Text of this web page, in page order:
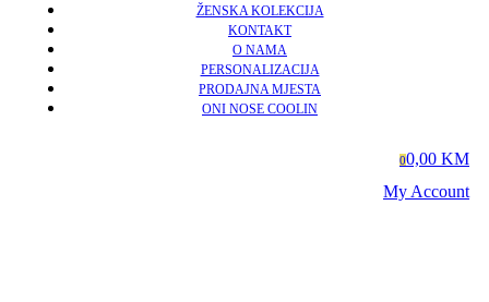
ŽENSKA KOLEKCIJA
KONTAKT
O NAMA
PERSONALIZACIJA
PRODAJNA MJESTA
ONI NOSE COOLIN
00,00 KM
My Account